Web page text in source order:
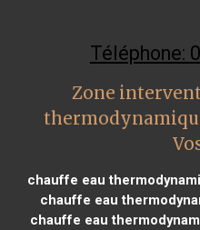
Téléphone:
Zone
chauffe eau
chauffe eau
chauffe eau